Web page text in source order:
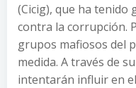
(Cicig), que ha tenido
contra la corrupción.
grupos mafiosos del
medida. A través de
intentarán influir en